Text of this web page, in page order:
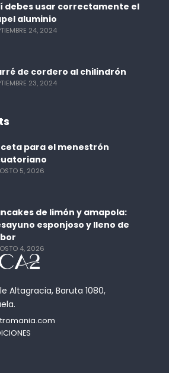
Altagracia, Baruta 1080,
debes usar correctamente el
aluminio
24, 2024
de cordero al chilindrón
23, 2024
para el menestrón
5, 2026
de limón y amapola:
esponjoso y lleno de
4, 2026